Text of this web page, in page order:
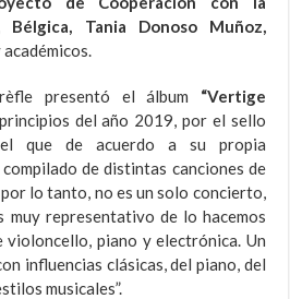
Bélgica, Tania Donoso Muñoz,
presentó el álbum “Vertige
del año 2019, por el sello
que de acuerdo a su propia
de distintas canciones de
lo tanto, no es un solo concierto,
muy representativo de lo hacemos
violoncello, piano y electrónica. Un
influencias clásicas, del piano, del
musicales”.